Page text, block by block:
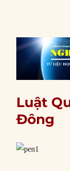
Luật
Đông